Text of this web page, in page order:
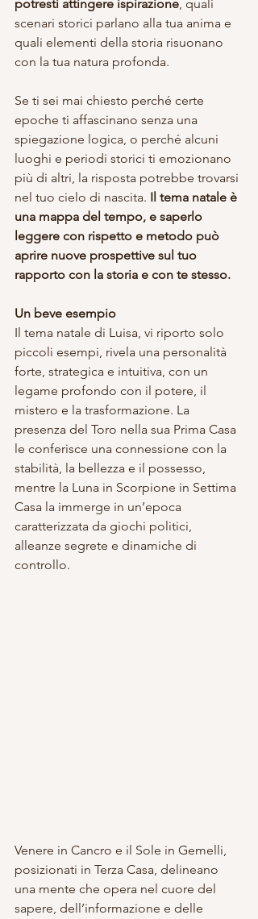
potresti attingere ispirazione, quali
scenari storici parlano alla tua anima e
quali elementi della storia risuonano
con la tua natura profonda.
Se ti sei mai chiesto perché certe
epoche ti affascinano senza una
spiegazione logica, o perché alcuni
luoghi e periodi storici ti emozionano
più di altri, la risposta potrebbe trovarsi
nel tuo cielo di nascita. Il tema natale è
una mappa del tempo, e saperlo
leggere con rispetto e metodo può
aprire nuove prospettive sul tuo
rapporto con la storia e con te stesso.
Un beve esempio
Il tema natale di Luisa, vi riporto solo
piccoli esempi, rivela una personalità
forte, strategica e intuitiva, con un
legame profondo con il potere, il
mistero e la trasformazione. La
presenza del Toro nella sua Prima Casa
le conferisce una connessione con la
stabilità, la bellezza e il possesso,
mentre la Luna in Scorpione in Settima
Casa la immerge in un’epoca
caratterizzata da giochi politici,
alleanze segrete e dinamiche di
controllo.
Venere in Cancro e il Sole in Gemelli,
posizionati in Terza Casa, delineano
una mente che opera nel cuore del
sapere, dell’informazione e delle